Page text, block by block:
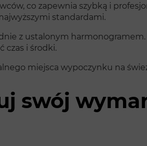
co zapewnia szybką i
standardami.
z ustalonym
czas i środki.
miejsca wypoczynku na
swój